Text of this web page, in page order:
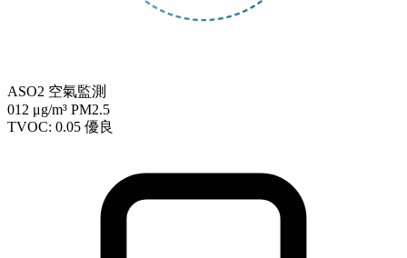
ASO2 空氣監測
012 μg/m³ PM2.5
TVOC: 0.05 優良